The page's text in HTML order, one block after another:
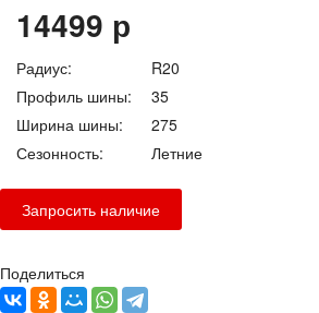
14499 р
Радиус:
R20
Профиль шины:
35
Ширина шины:
275
Сезонность:
Летние
Поделиться